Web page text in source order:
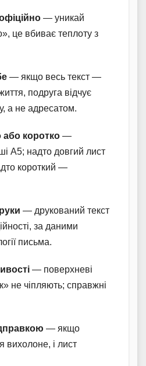
— уникай
це вбиває теплоту з
— якщо весь текст —
подруга відчує
а не адресатом.
або коротко —
А5; надто довгий лист
короткий —
— друкований текст
за даними
письма.
— поверхневі
не чіпляють; справжні
— якщо
вихолоне, і лист